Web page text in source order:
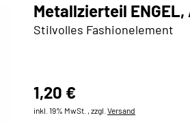
Metallzierteil
Stilvolles Fashionelement
1,20 €
inkl. 19% MwSt. , zzgl. Versand